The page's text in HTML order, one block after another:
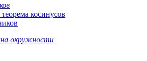
косинусов
окружности